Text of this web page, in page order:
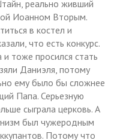
реально живший
Иоанном Вторым.
в костел и
что есть конкурс.
тоже просился стать
Даниэля, потому
ему было бы сложнее
Папа. Серьезную
сыграла церковь. А
был чужеродным
Потому что